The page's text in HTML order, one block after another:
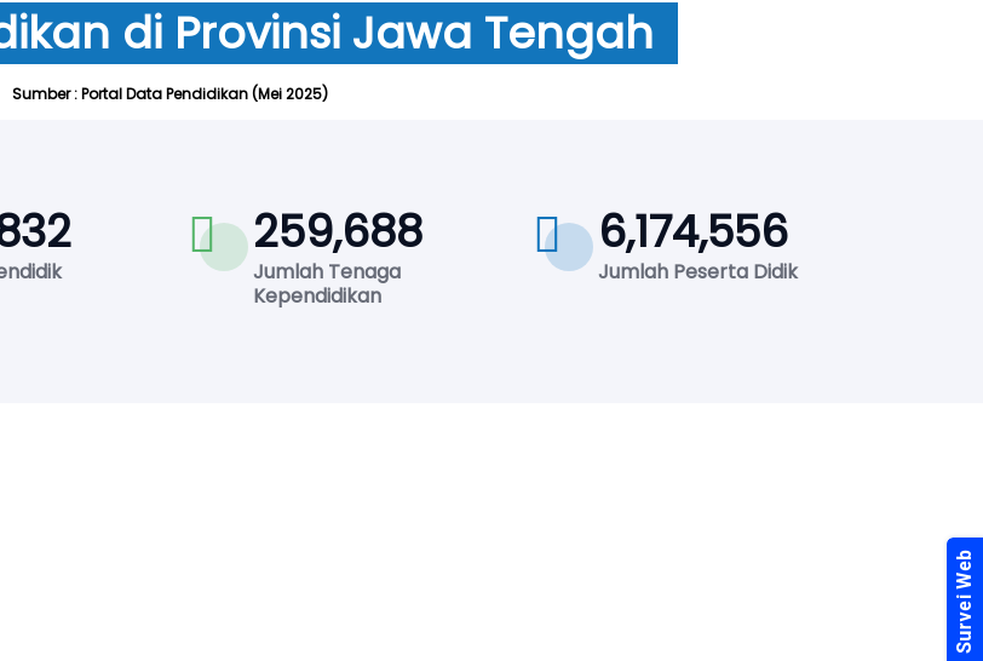
di Provinsi Jawa Tengah
Sumber : Portal Data Pendidikan (Mei 2025)
259,688
Jumlah Tenaga
Kependidikan
6,174,556
Jumlah Peserta Didik